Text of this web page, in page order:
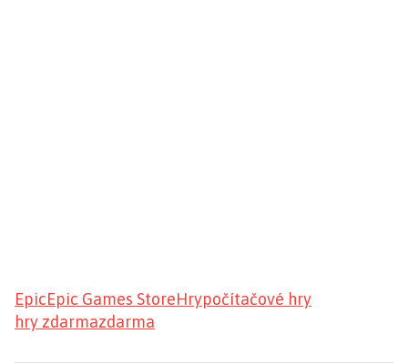
EpicEpic Games StoreHrypočítačové hry
hry zdarmazdarma